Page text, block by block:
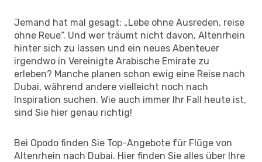
Jemand hat mal gesagt: „Lebe ohne Ausreden, reise
ohne Reue“. Und wer träumt nicht davon, Altenrhein
hinter sich zu lassen und ein neues Abenteuer
irgendwo in Vereinigte Arabische Emirate zu
erleben? Manche planen schon ewig eine Reise nach
Dubai, während andere vielleicht noch nach
Inspiration suchen. Wie auch immer Ihr Fall heute ist,
sind Sie hier genau richtig!
Bei Opodo finden Sie Top-Angebote für Flüge von
Altenrhein nach Dubai. Hier finden Sie alles über Ihre